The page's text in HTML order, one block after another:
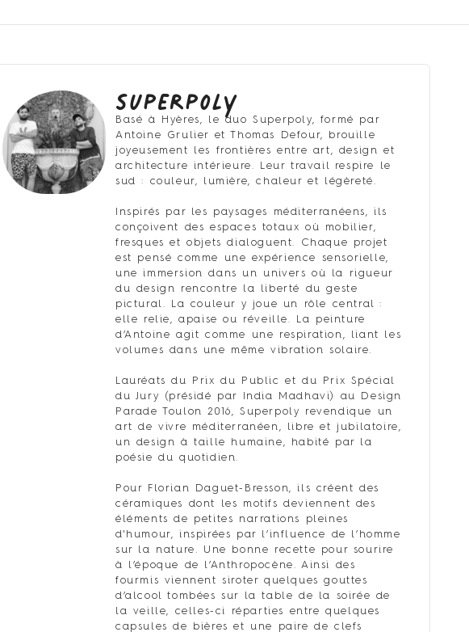
Superpoly
Basé à Hyères, le duo Superpoly, formé par
Antoine Grulier et Thomas Defour, brouille
joyeusement les frontières entre art, design et
architecture intérieure. Leur travail respire le
sud : couleur, lumière, chaleur et légèreté.
Inspirés par les paysages méditerranéens, ils
conçoivent des espaces totaux où mobilier,
fresques et objets dialoguent. Chaque projet
est pensé comme une expérience sensorielle,
une immersion dans un univers où la rigueur
du design rencontre la liberté du geste
pictural. La couleur y joue un rôle central :
elle relie, apaise ou réveille. La peinture
d’Antoine agit comme une respiration, liant les
volumes dans une même vibration solaire.
Lauréats du Prix du Public et du Prix Spécial
du Jury (présidé par India Madhavi) au Design
Parade Toulon 2016, Superpoly revendique un
art de vivre méditerranéen, libre et jubilatoire,
un design à taille humaine, habité par la
poésie du quotidien.
Pour Florian Daguet-Bresson, ils créent des
céramiques dont les motifs deviennent des
éléments de petites narrations pleines
d'humour, inspirées par l’influence de l’homme
sur la nature. Une bonne recette pour sourire
à l’époque de l’Anthropocène. Ainsi des
fourmis viennent siroter quelques gouttes
d’alcool tombées sur la table de la soirée de
la veille, celles-ci réparties entre quelques
capsules de bières et une paire de clefs